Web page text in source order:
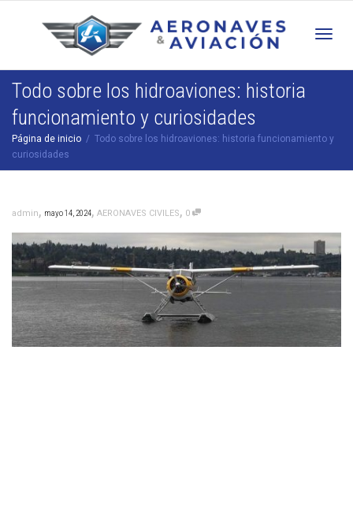
Todo sobre los hidroaviones: historia
funcionamiento y curiosidades
Página de inicio
Todo sobre los hidroaviones: historia funcionamiento y
curiosidades
admin, mayo 14, 2024, AERONAVES CIVILES, 0